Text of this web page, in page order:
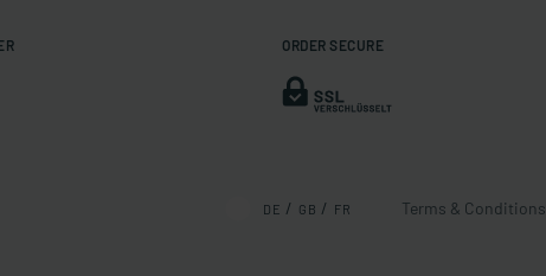
ORDER SECURE
DE GB FR Terms & Conditions